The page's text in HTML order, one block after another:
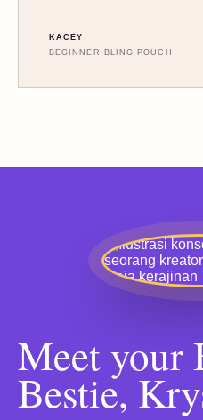
KACEY
BEGINNER BLING POUCH
Meet your
Bestie,